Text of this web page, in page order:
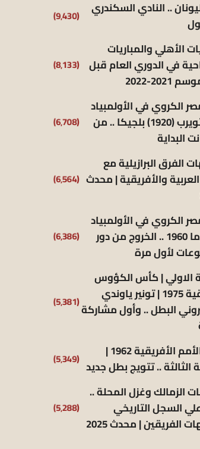
.. النادي السكندري
(9٬430)
الأهلي والمباريات
في الدوري العام قبل
2022
(8٬133)
الكروي في الأولمبياد
ج1 | أنتويرب (1920) بلجيكا .. من
البداية
(6٬708)
الفرق البرازيلية مع
والأفريقية | محدث (6٬564)
الكروي في الأولمبياد
ج6 | روما 1960 .. الخروج من دور
لأول مرة
(6٬386)
الاولي | كأس الكؤوس
الافريقية 1975 | تونير ياوندي
البطل .. وأول مشاركة(5٬381)
كأس الأمم الأفريقية 1962 |
الثالثة .. تتويج بطل جديد (5٬349)
الزمالك وغزل المحلة ..
السجل التاريخي
الفريقين | محدث 2025
(5٬288)